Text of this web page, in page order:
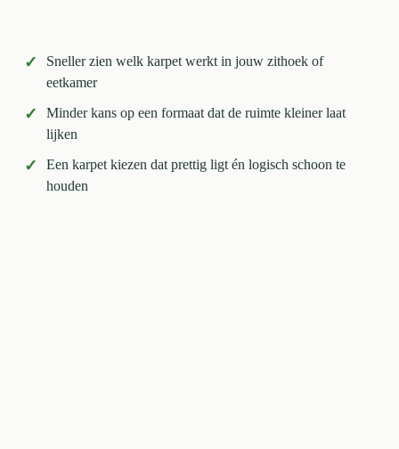
✓
Sneller zien welk karpet werkt in jouw zithoek of
eetkamer
✓
Minder kans op een formaat dat de ruimte kleiner laat
lijken
✓
Een karpet kiezen dat prettig ligt én logisch schoon te
houden